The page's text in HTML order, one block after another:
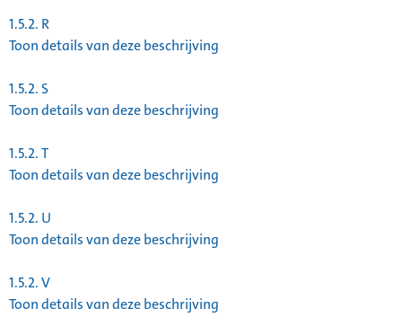
1.5.2. R
Toon details van deze beschrijving
1.5.2. S
Toon details van deze beschrijving
1.5.2.T
Toon details van deze beschrijving
1.5.2. U
Toon details van deze beschrijving
1.5.2.V
Toon details van deze beschrijving